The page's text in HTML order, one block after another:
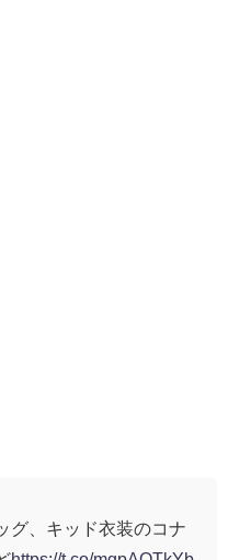
グ、キッド衣装のコナ